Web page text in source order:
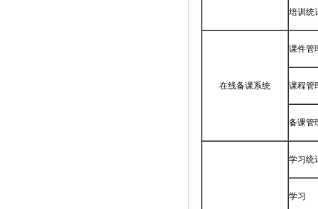
培训统
在线备课系统
课件管
课程管
备课管
学习统
学习